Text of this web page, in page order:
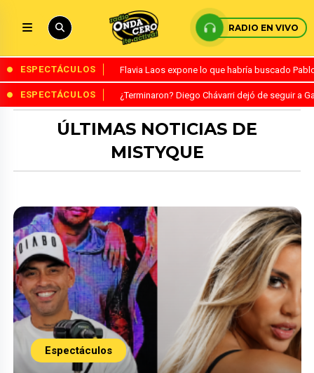
RADIO EN VIVO
ESPECTÁCULOS Flavia Laos expone lo que habría buscado
ESPECTÁCULOS ¿Terminaron? Diego Chávarri dejó de seguir a
ÚLTIMAS NOTICIAS DE
MISTYQUE
Espectáculos